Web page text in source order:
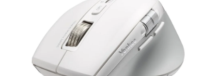
objednávka